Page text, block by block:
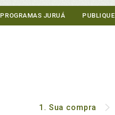
PROGRAMAS JURUÁ
1. Sua compra